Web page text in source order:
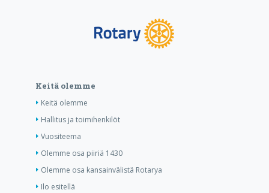
Keitä olemme
Keitä olemme
Hallitus ja toimihenkilöt
Vuositeema
Olemme osa piiriä 1430
Olemme osa kansainvälistä Rotarya
Ilo esitellä